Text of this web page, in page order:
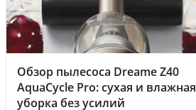
Обзор пылесоса Dreame Z40
AquaCycle Pro: сухая и влажная
уборка без усилий